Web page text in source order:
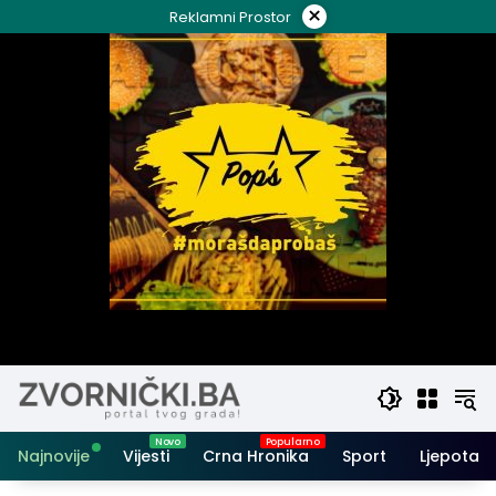
to
Reklamni Prostor ×
Najnovije Vijesti Crna Hronika Sport Ljepota i